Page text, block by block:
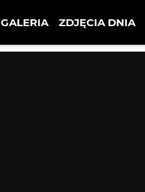
GALERIA ZDJĘCIA DNIA